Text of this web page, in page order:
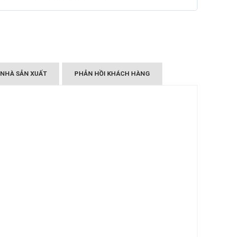
SẢN XUẤT PHẢN HỒI KHÁCH HÀNG